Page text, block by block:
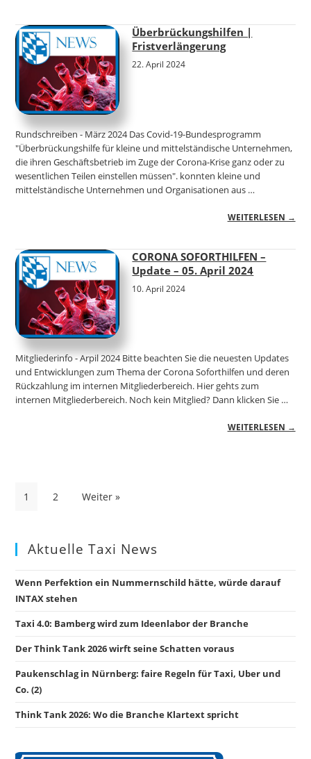
Überbrückungshilfen |
Fristverlängerung
22. April 2024
Rundschreiben - März 2024 Das Covid-19-Bundesprogramm
"Überbrückungshilfe für kleine und mittelständische Unternehmen,
die ihren Geschäftsbetrieb im Zuge der Corona-Krise ganz oder zu
wesentlichen Teilen einstellen müssen". konnten kleine und
mittelständische Unternehmen und Organisationen aus …
WEITERLESEN →
CORONA SOFORTHILFEN –
Update – 05. April 2024
10. April 2024
Mitgliederinfo - Arpil 2024 Bitte beachten Sie die neuesten Updates
und Entwicklungen zum Thema der Corona Soforthilfen und deren
Rückzahlung im internen Mitgliederbereich. Hier gehts zum
internen Mitgliederbereich. Noch kein Mitglied? Dann klicken Sie …
WEITERLESEN →
der1 2 Weiter »
Aktuelle Taxi News
Wenn Perfektion ein Nummernschild hätte, würde darauf
INTAX stehen
Taxi 4.0: Bamberg wird zum Ideenlabor der Branche
Der Think Tank 2026 wirft seine Schatten voraus
Paukenschlag in Nürnberg: faire Regeln für Taxi, Uber und
Co. (2)
Think Tank 2026: Wo die Branche Klartext spricht